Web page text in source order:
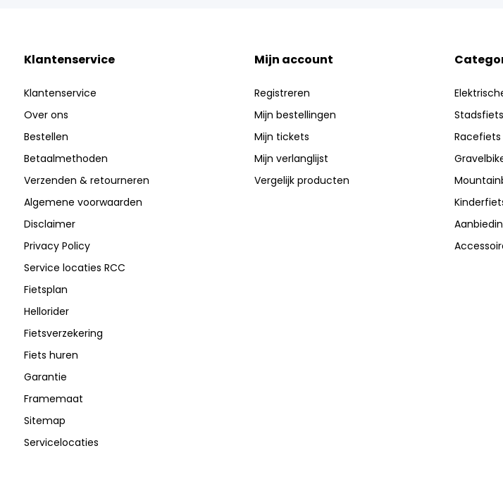
Klantenservice
Klantenservice
Over ons
Bestellen
Betaalmethoden
Verzenden & retourneren
Algemene voorwaarden
Disclaimer
Privacy Policy
Service locaties RCC
Fietsplan
Hellorider
Fietsverzekering
Fiets huren
Garantie
Framemaat
Sitemap
Servicelocaties
Mijn account
Registreren
Mijn bestellingen
Mijn tickets
Mijn verlanglijst
Vergelijk producten
Stadsfiets
Racefiets